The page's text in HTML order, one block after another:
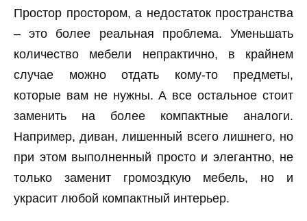
Простор простором, а недостаток пространства
– это более реальная проблема. Уменьшать
количество мебели непрактично, в крайнем
случае можно отдать кому-то предметы,
которые вам не нужны. А все остальное стоит
заменить на более компактные аналоги.
Например, диван, лишенный всего лишнего, но
при этом выполненный просто и элегантно, не
только заменит громоздкую мебель, но и
украсит любой компактный интерьер.